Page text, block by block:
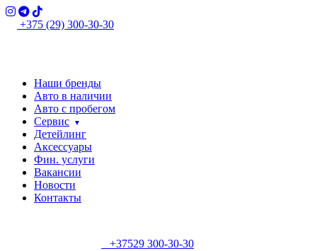
+375 (29) 300-30-30
Наши бренды
Авто в наличии
Авто с пробегом
Сервис
Детейлинг
Аксессуары
Фин. услуги
Вакансии
Новости
Контакты
+37529 300-30-30